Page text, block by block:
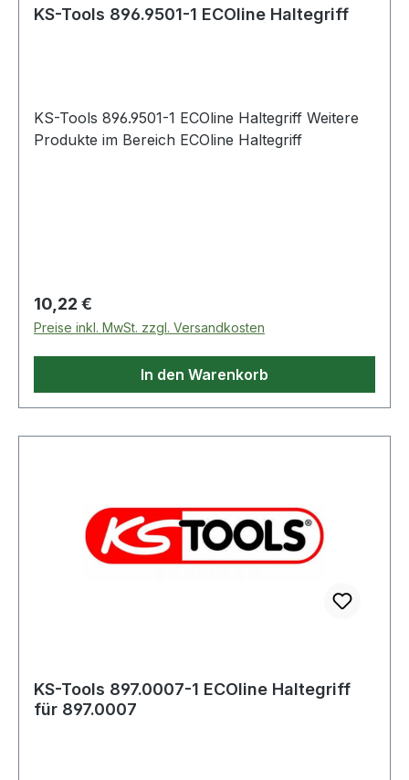
KS-Tools 896.9501-1 ECOline Haltegriff
KS-Tools 896.9501-1 ECOline Haltegriff Weitere
Produkte im Bereich ECOline Haltegriff
Regulärer Preis:
10,22 €
Preise inkl. MwSt. zzgl. Versandkosten
In den Warenkorb
KS-Tools 897.0007-1 ECOline Haltegriff
für 897.0007